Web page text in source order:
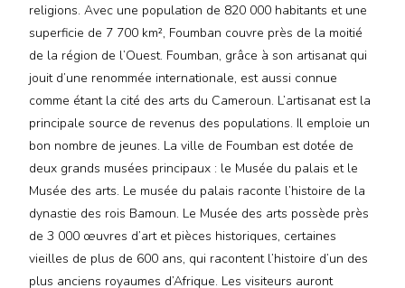
religions. Avec une population de 820 000 habitants et une
superficie de 7 700 km², Foumban couvre près de la moitié
de la région de l’Ouest. Foumban, grâce à son artisanat qui
jouit d’une renommée internationale, est aussi connue
comme étant la cité des arts du Cameroun. L’artisanat est la
principale source de revenus des populations. Il emploie un
bon nombre de jeunes. La ville de Foumban est dotée de
deux grands musées principaux : le Musée du palais et le
Musée des arts. Le musée du palais raconte l’histoire de la
dynastie des rois Bamoun. Le Musée des arts possède près
de 3 000 œuvres d’art et pièces historiques, certaines
vieilles de plus de 600 ans, qui racontent l’histoire d’un des
plus anciens royaumes d’Afrique. Les visiteurs auront